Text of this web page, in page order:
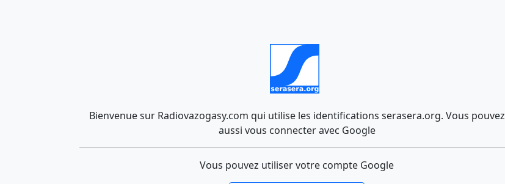
Bienvenue sur Radiovazogasy.com qui utilise les identifications serasera.org. Vous pouvez
aussi vous connecter avec Google
Vous pouvez utiliser votre compte Google